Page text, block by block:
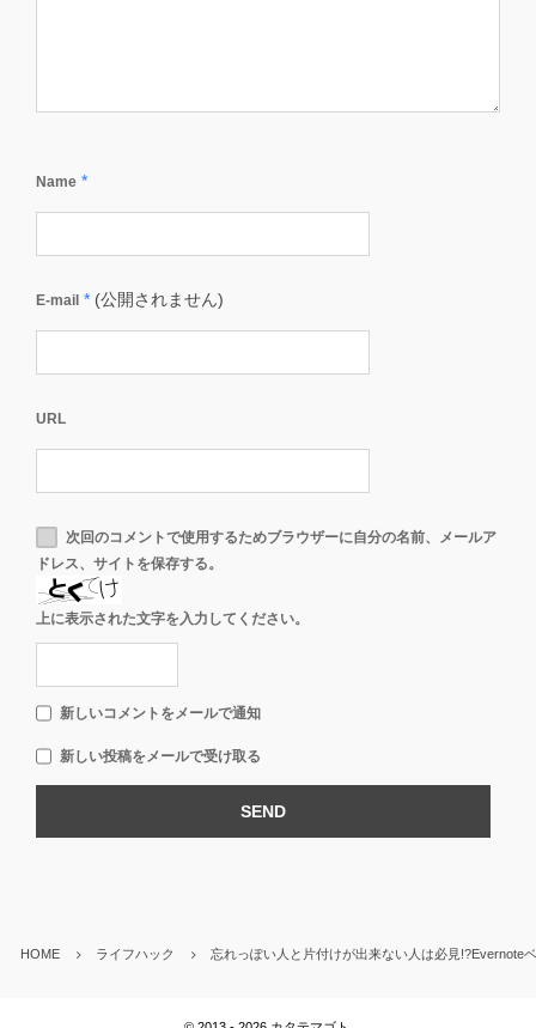
Name *
E-mail * (公開されません)
URL
次回のコメントで使用するためブラウザーに自分の名前、メールア
ドレス、サイトを保存する。
上に表示された文字を入力してください。
新しいコメントをメールで通知
新しい投稿をメールで受け取る
HOME ライフハック 忘れっぽい人と片付けが出来ない人は必見!?Evernote